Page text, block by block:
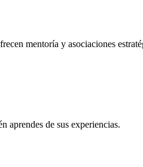
mentoría y asociaciones
aprendes de sus experiencias.